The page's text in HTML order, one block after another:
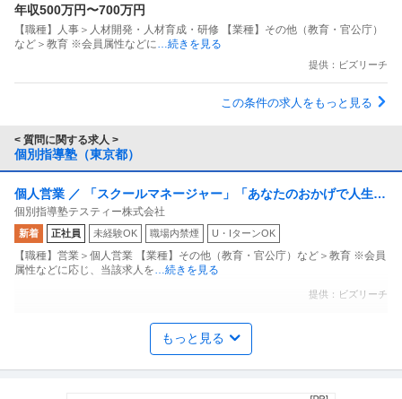
年収500万円〜700万円
【職種】人事＞人材開発・人材育成・研修 【業種】その他（教育・官公庁）
など＞教育 ※会員属性などに…続きを見る
提供：ビズリーチ
この条件の求人をもっと見る
< 質問に関する求人 >
個別指導塾（東京都）
個人営業 ／ 「スクールマネージャー」「あなたのおかげで人生が
変わった」この一言に勝る報酬が／本当にこの世にあると思いま
すか？
個別指導塾テスティー株式会社
新着 正社員 未経験OK 職場内禁煙 U・IターンOK
【職種】営業＞個人営業 【業種】その他（教育・官公庁）など＞教育 ※会員
属性などに応じ、当該求人を…続きを見る
提供：ビズリーチ
正社員 塾講師 ／東京都・個別指導・専任講師
もっと見る